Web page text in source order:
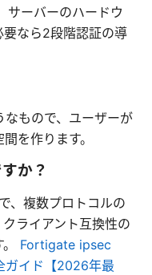
サーバーのハードウ
要なら2段階認証の導
もので、ユーザーが
を作ります。
か？
、複数プロトコルの
ライアント互換性の
Fortigate ipsec
ガイド【2026年最